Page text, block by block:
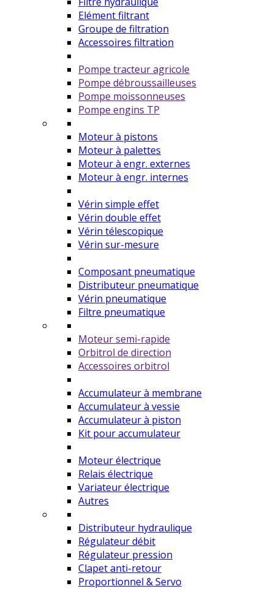
Elément filtrant
Groupe de filtration
Accessoires filtration
Pompe tracteur agricole
Pompe débroussailleuses
Pompe moissonneuses
Pompe engins TP
Moteur à pistons
Moteur à palettes
Moteur à engr. externes
Moteur à engr. internes
Vérin simple effet
Vérin double effet
Vérin télescopique
Vérin sur-mesure
Composant pneumatique
Distributeur pneumatique
Vérin pneumatique
Filtre pneumatique
Moteur semi-rapide
Orbitrol de direction
Accessoires orbitrol
Accumulateur à membrane
Accumulateur à vessie
Accumulateur à piston
Kit pour accumulateur
Moteur électrique
Relais électrique
Variateur électrique
Autres
Distributeur hydraulique
Régulateur débit
Régulateur pression
Clapet anti-retour
Proportionnel & Servo